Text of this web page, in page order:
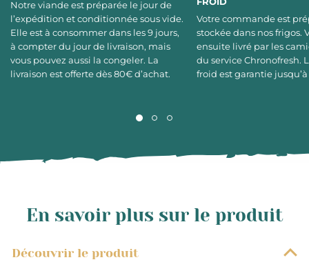
Notre viande est préparée le jour de
l’expédition et conditionnée sous vide.
Elle est à consommer dans les 9 jours,
à compter du jour de livraison, mais
vous pouvez aussi la congeler. La
livraison est offerte dès 80€ d’achat.
Votre commande est
stockée dans nos frigos.
ensuite livré par les
du service Chronofresh.
froid est garantie
En savoir plus sur le produit
Découvrir le produit